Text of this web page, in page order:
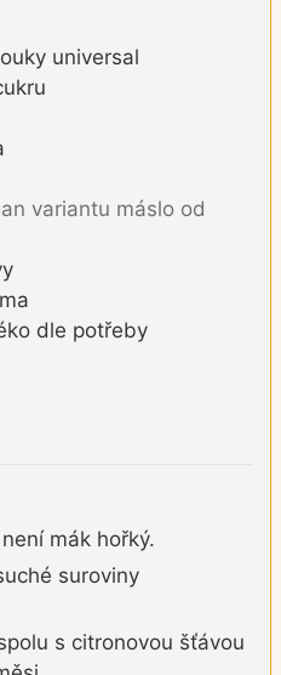
universal
variantu máslo od
dle potřeby
mák hořký.
suroviny
s citronovou šťávou